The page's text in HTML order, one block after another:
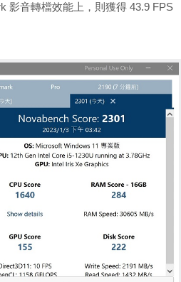
影音轉檔效能上，則獲得 43.9 FPS